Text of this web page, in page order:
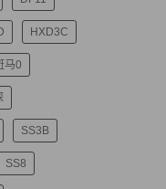
HXD3C
马0
SS3B
SS8